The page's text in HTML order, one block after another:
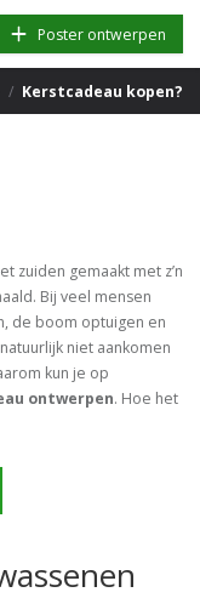
Poster ontwerpen
/ Kerstcadeau kopen?
zuiden gemaakt met z’n
Bij veel mensen
de boom optuigen en
niet aankomen
kun je op
ontwerpen. Hoe het